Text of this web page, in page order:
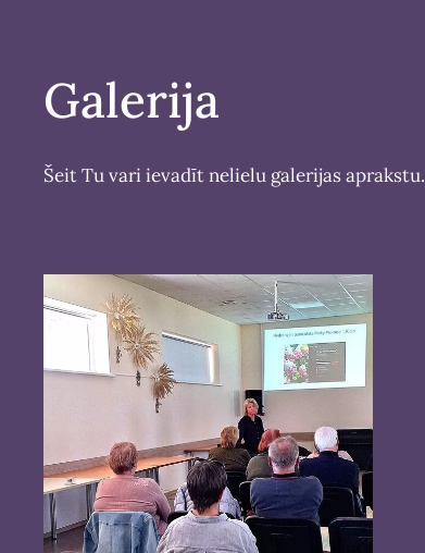
Galerija
Šeit Tu vari ievadīt nelielu galerijas aprakstu.